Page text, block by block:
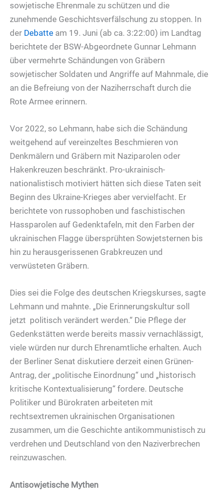
sowjetische Ehrenmale zu schützen und die
zunehmende Geschichtsverfälschung zu stoppen. In
der Debatte am 19. Juni (ab ca. 3:22:00) im Landtag
berichtete der BSW-Abgeordnete Gunnar Lehmann
über vermehrte Schändungen von Gräbern
sowjetischer Soldaten und Angriffe auf Mahnmale, die
an die Befreiung von der Naziherrschaft durch die
Rote Armee erinnern.
Vor 2022, so Lehmann, habe sich die Schändung
weitgehend auf vereinzeltes Beschmieren von
Denkmälern und Gräbern mit Naziparolen oder
Hakenkreuzen beschränkt. Pro-ukrainisch-
nationalistisch motiviert hätten sich diese Taten seit
Beginn des Ukraine-Krieges aber vervielfacht. Er
berichtete von russophoben und faschistischen
Hassparolen auf Gedenktafeln, mit den Farben der
ukrainischen Flagge übersprühten Sowjetsternen bis
hin zu herausgerissenen Grabkreuzen und
verwüsteten Gräbern.
Dies sei die Folge des deutschen Kriegskurses, sagte
Lehmann und mahnte. „Die Erinnerungskultur soll
jetzt politisch verändert werden.“ Die Pflege der
Gedenkstätten werde bereits massiv vernachlässigt,
viele würden nur durch Ehrenamtliche erhalten. Auch
der Berliner Senat diskutiere derzeit einen Grünen-
Antrag, der „politische Einordnung“ und „historisch
kritische Kontextualisierung“ fordere. Deutsche
Politiker und Bürokraten arbeiteten mit
rechtsextremen ukrainischen Organisationen
zusammen, um die Geschichte antikommunistisch zu
verdrehen und Deutschland von den Naziverbrechen
reinzuwaschen.
Antisowjetische Mythen